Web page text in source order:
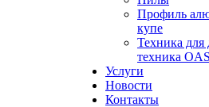
Профиль
купе
Техника для
техника
Услуги
Новости
Контакты